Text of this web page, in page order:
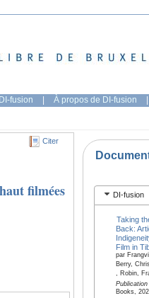
fusion | À propos de DI-fusion |
Citer
filmées
DI-fusion
Taking
Back:
Film in
par
Berry,
, Robin,
Publication
Books,